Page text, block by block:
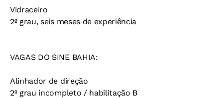
Vidraceiro
2º grau, seis meses de experiência
VAGAS DO SINE BAHIA:
Alinhador de direção
2º grau incompleto / habilitação B